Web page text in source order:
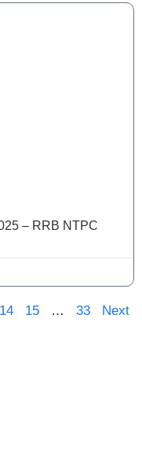
– RRB NTPC
14 15 … 33
Next